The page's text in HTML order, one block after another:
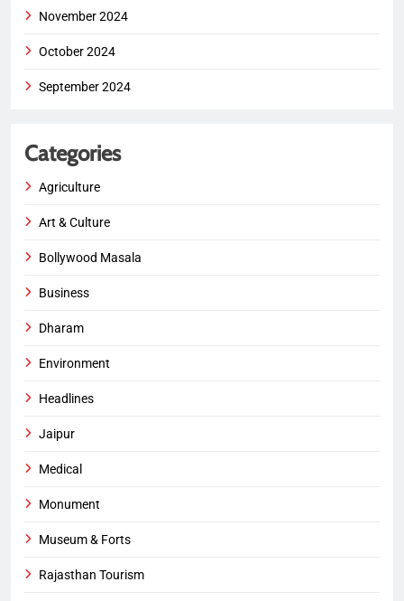
November 2024
October 2024
September 2024
Categories
Agriculture
Art & Culture
Bollywood Masala
Business
Dharam
Environment
Headlines
Jaipur
Medical
Monument
Museum & Forts
Rajasthan Tourism